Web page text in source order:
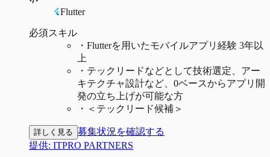
Flutter
必須スキル
・ Flutterを用いたモバイルアプリ経験 3年以
上
・ テックリードなどとして技術選定、アー
キテクチャ設計など、0ベースからアプリ開
発の立ち上げが可能な方
・ ＜テックリード候補＞
詳しく見る 募集状況を確認する
提供: ITPRO PARTNERS